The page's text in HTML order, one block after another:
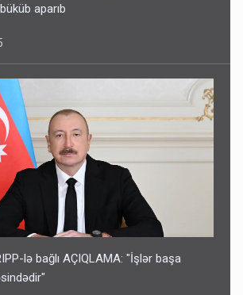
aparıb
lə bağlı AÇIQLAMA: "İşlər başa